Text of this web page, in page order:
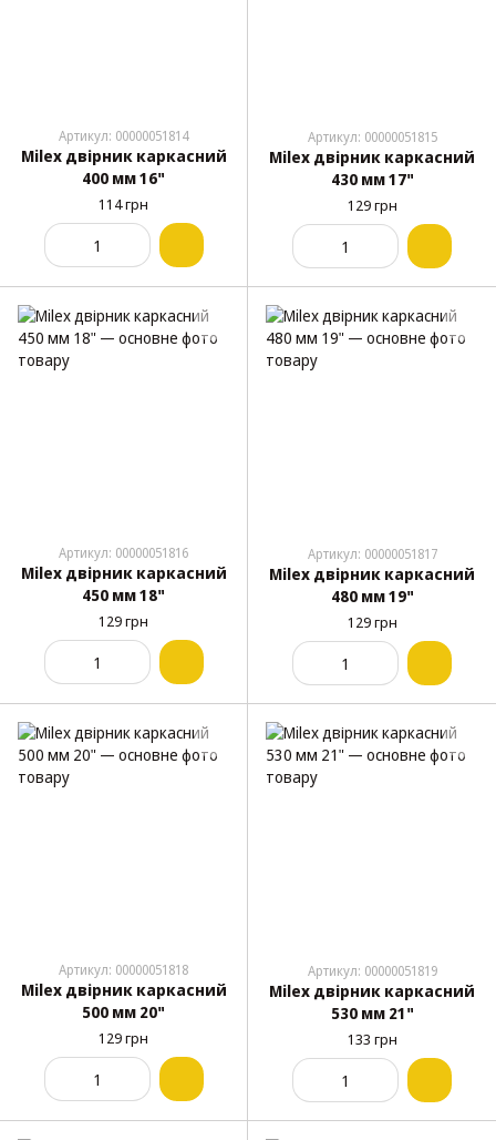
Артикул: 00000051814
Milex двірник каркасний
400 мм 16"
114 грн
Артикул: 00000051815
Milex двірник каркасний
430 мм 17"
129 грн
Артикул: 00000051816
Milex двірник каркасний
450 мм 18"
129 грн
Артикул: 00000051817
Milex двірник каркасний
480 мм 19"
129 грн
Артикул: 00000051818
Milex двірник каркасний
500 мм 20"
129 грн
Артикул: 00000051819
Milex двірник каркасний
530 мм 21"
133 грн